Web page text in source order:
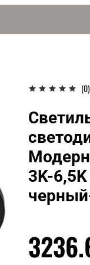
(0)
Модерн
3K-